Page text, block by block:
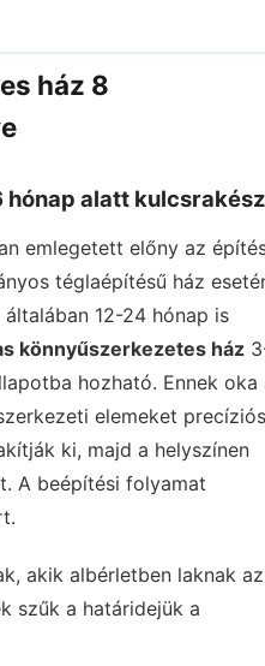
ház 8
hónap alatt kulcsrakész
emlegetett előny az
téglaépítésű ház
12-24 hónap is
könnyűszerkezetes ház
hozható. Ennek oka
elemeket precíziós
ki, majd a helyszínen
A beépítési folyamat
akik albérletben laknak az
szűk a határidejük a